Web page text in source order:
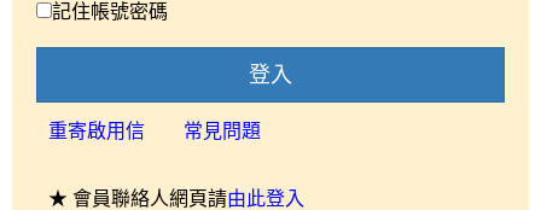
記住帳號密碼
登入
重寄啟用信 常見問題
★ 會員聯絡人網頁請由此登入